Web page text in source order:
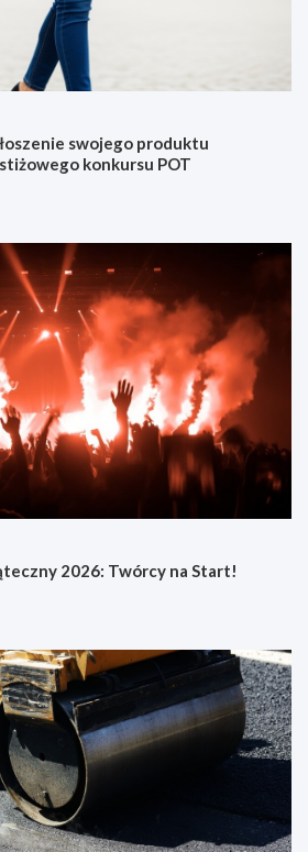
swojego produktu
konkursu POT
2026: Twórcy na Start!